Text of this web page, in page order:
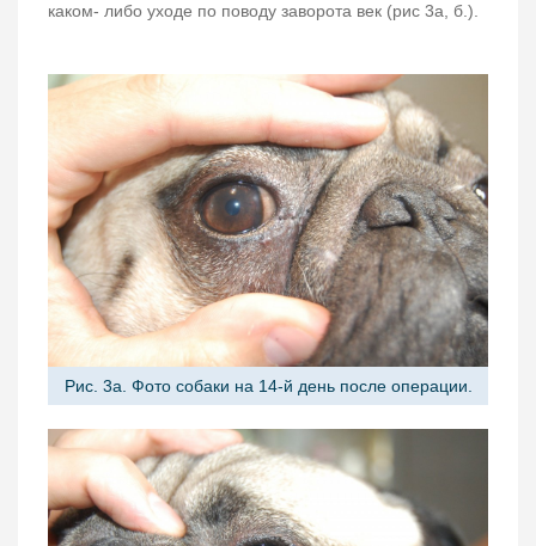
каком- либо уходе по поводу заворота век (рис 3а, б.).
Рис. 3а. Фото собаки на 14-й день после операции.